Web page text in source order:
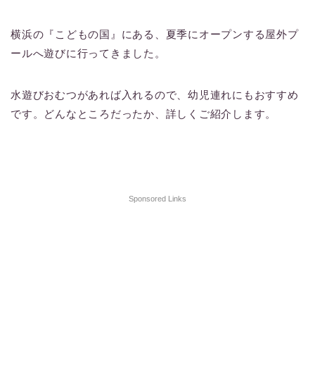
横浜の『こどもの国』にある、夏季にオープンする屋外プ
ールへ遊びに行ってきました。
水遊びおむつがあれば入れるので、幼児連れにもおすすめ
です。どんなところだったか、詳しくご紹介します。
Sponsored Links